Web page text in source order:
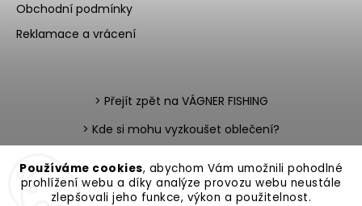
Používáme cookies, abychom Vám umožnili pohodlné
prohlížení webu a díky analýze provozu webu neustále
zlepšovali jeho funkce, výkon a použitelnost.
Obchodní podmínky
Reklamace a vrácení
> Přejít zpět na VÁGNER FISHING
> Kde si mohu vyzkoušet oblečení?
> Katalog zboží v PDF
> Team testerů